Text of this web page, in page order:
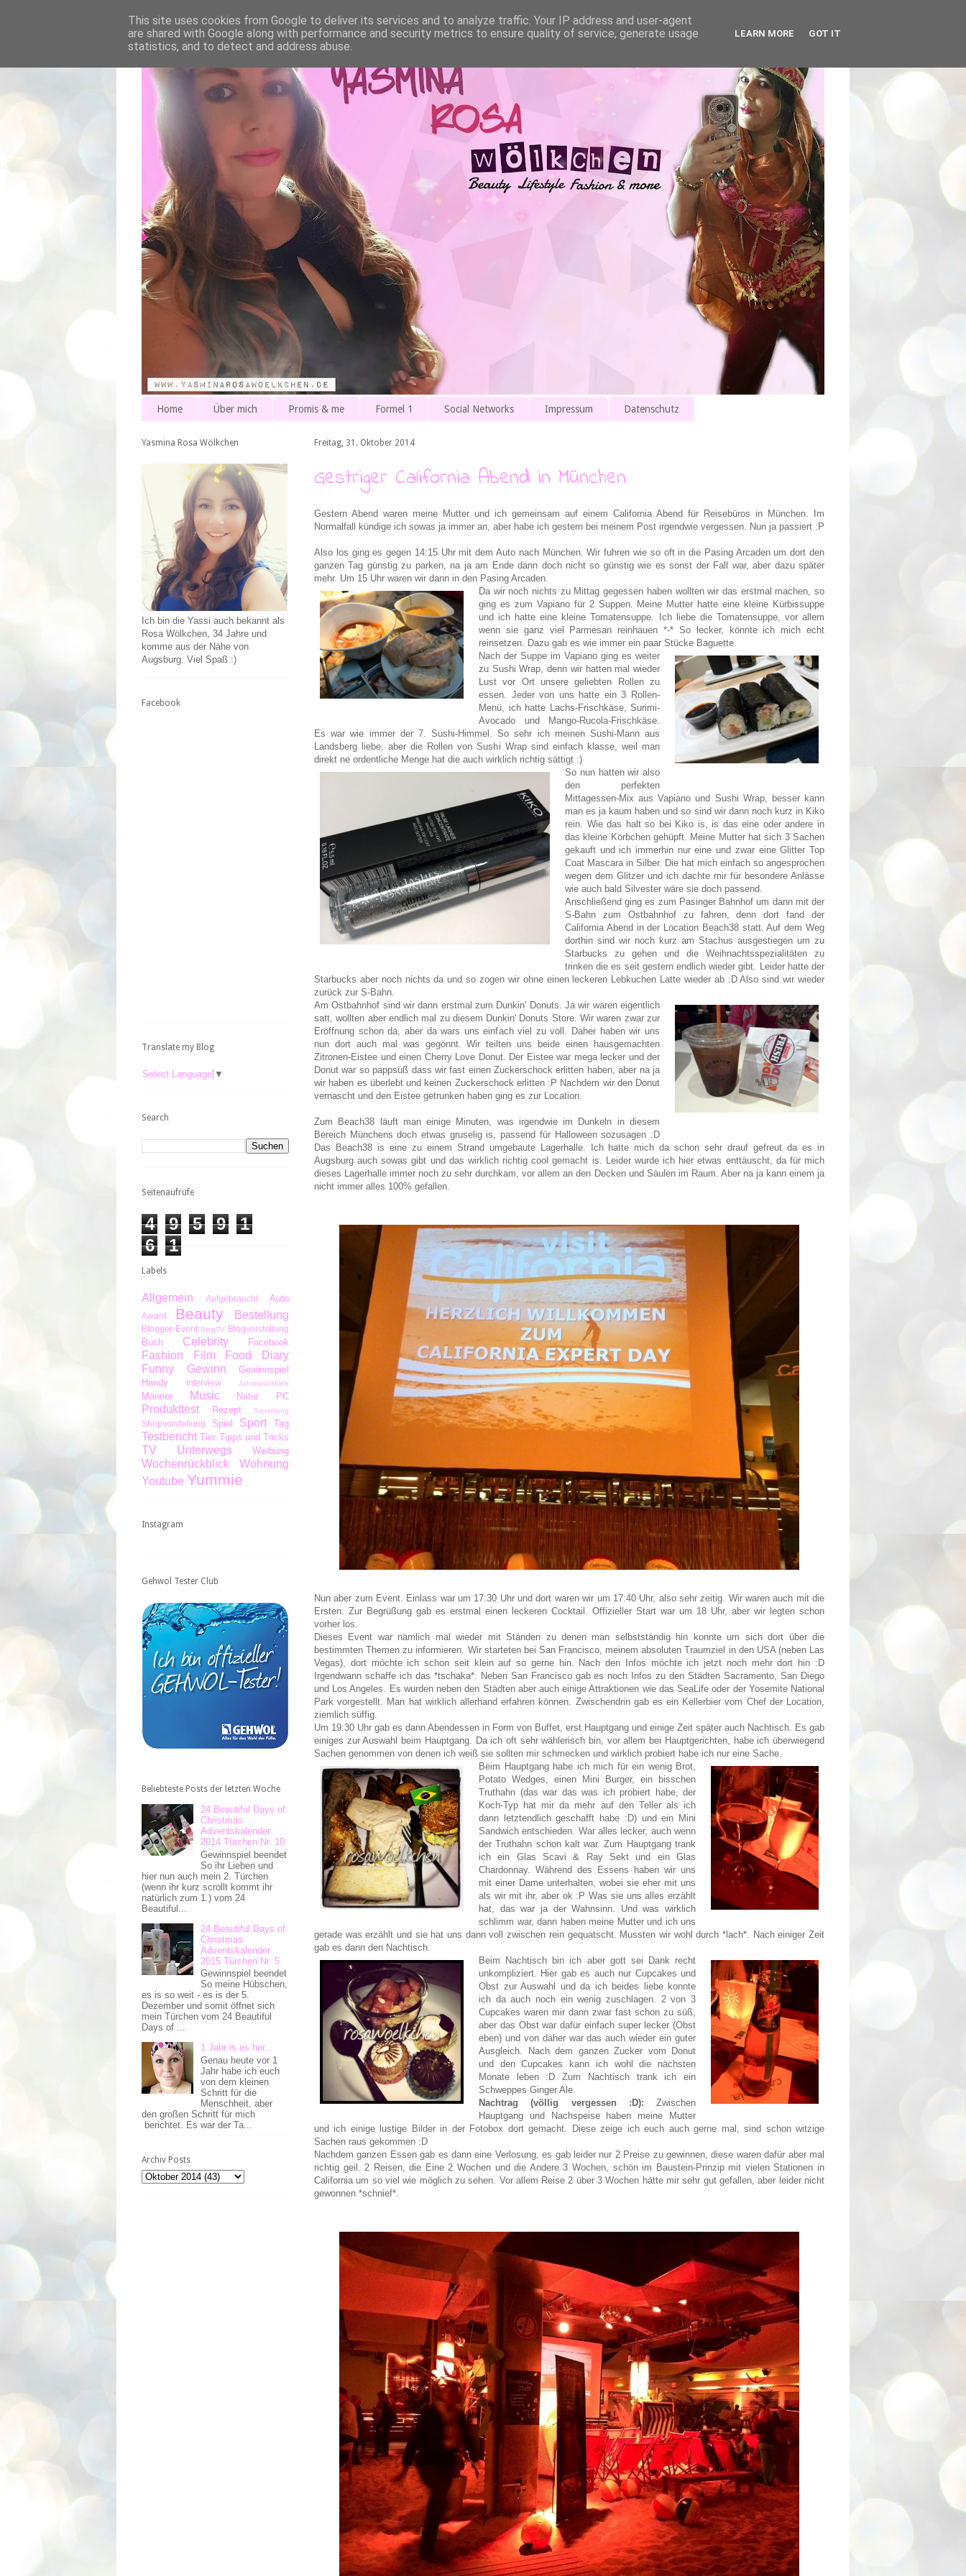
Home Über mich Promis & me Formel 1 Social Networks Impressum Datenschutz
Freitag, 31. Oktober 2014
Gestriger California Abend in München
Gestern Abend waren meine Mutter und ich gemeinsam auf einem California Abend für Reisebüros in München. Im
Normalfall kündige ich sowas ja immer an, aber habe ich gestern bei meinem Post irgendwie vergessen. Nun ja passiert :P
Also los ging es gegen 14:15 Uhr mit dem Auto nach München. Wir fuhren wie so oft in die Pasing Arcaden um dort den
ganzen Tag günstig zu parken, na ja am Ende dann doch nicht so günstig wie es sonst der Fall war, aber dazu später
mehr. Um 15 Uhr waren wir dann in den Pasing Arcaden.
Da wir noch nichts zu Mittag gegessen haben wollten wir das erstmal machen, so
ging es zum Vapiano für 2 Suppen. Meine Mutter hatte eine kleine Kürbissuppe
und ich hatte eine kleine Tomatensuppe. Ich liebe die Tomatensuppe, vor allem
wenn sie ganz viel Parmesan reinhauen *-* So lecker, könnte ich mich echt
reinsetzen. Dazu gab es wie immer ein paar Stücke Baguette.
Nach der Suppe im Vapiano ging es weiter
zu Sushi Wrap, denn wir hatten mal wieder
Lust vor Ort unsere geliebten Rollen zu
essen. Jeder von uns hatte ein 3 Rollen-
Menü, ich hatte Lachs-Frischkäse, Surimi-
Avocado und Mango-Rucola-Frischkäse.
Es war wie immer der 7. Sushi-Himmel. So sehr ich meinen Sushi-Mann aus
Landsberg liebe, aber die Rollen von Sushi Wrap sind einfach klasse, weil man
direkt ne ordentliche Menge hat die auch wirklich richtig sättigt :)
So nun hatten wir also
den perfekten
Mittagessen-Mix aus Vapiano und Sushi Wrap, besser kann
man es ja kaum haben und so sind wir dann noch kurz in Kiko
rein. Wie das halt so bei Kiko is, is das eine oder andere in
das kleine Körbchen gehüpft. Meine Mutter hat sich 3 Sachen
gekauft und ich immerhin nur eine und zwar eine Glitter Top
Coat Mascara in Silber. Die hat mich einfach so angesprochen
wegen dem Glitzer und ich dachte mir für besondere Anlässe
wie auch bald Silvester wäre sie doch passend.
Anschließend ging es zum Pasinger Bahnhof um dann mit der
S-Bahn zum Ostbahnhof zu fahren, denn dort fand der
California Abend in der Location Beach38 statt. Auf dem Weg
dorthin sind wir noch kurz am Stachus ausgestiegen um zu
Starbucks zu gehen und die Weihnachtsspezialitäten zu
trinken die es seit gestern endlich wieder gibt. Leider hatte der
Starbucks aber noch nichts da und so zogen wir ohne einen leckeren Lebkuchen Latte wieder ab :D Also sind wir wieder
zurück zur S-Bahn.
Am Ostbahnhof sind wir dann erstmal zum Dunkin' Donuts. Ja wir waren eigentlich
satt, wollten aber endlich mal zu diesem Dunkin' Donuts Store. Wir waren zwar zur
Eröffnung schon da, aber da wars uns einfach viel zu voll. Daher haben wir uns
nun dort auch mal was gegönnt. Wir teilten uns beide einen hausgemachten
Zitronen-Eistee und einen Cherry Love Donut. Der Eistee war mega lecker und der
Donut war so pappsüß dass wir fast einen Zuckerschock erlitten haben, aber na ja
wir haben es überlebt und keinen Zuckerschock erlitten :P Nachdem wir den Donut
vernascht und den Eistee getrunken haben ging es zur Location.
Zum Beach38 läuft man einige Minuten, was irgendwie im Dunkeln in diesem
Bereich Münchens doch etwas gruselig is, passend für Halloween sozusagen :D
Das Beach38 is eine zu einem Strand umgebaute Lagerhalle. Ich hatte mich da schon sehr drauf gefreut da es in
Augsburg auch sowas gibt und das wirklich richtig cool gemacht is. Leider wurde ich hier etwas enttäuscht, da für mich
dieses Lagerhalle immer noch zu sehr durchkam, vor allem an den Decken und Säulen im Raum. Aber na ja kann einem ja
nicht immer alles 100% gefallen.
Nun aber zum Event. Einlass war um 17:30 Uhr und dort waren wir um 17:40 Uhr, also sehr zeitig. Wir waren auch mit die
Ersten. Zur Begrüßung gab es erstmal einen leckeren Cocktail.
Offizieller Start war um 18 Uhr, aber wir legten schon
vorher los.
Dieses Event war nämlich mal wieder mit Ständen zu denen man selbstständig hin konnte um sich dort über die
bestimmten Themen zu informieren. Wir starteten bei San Francisco, meinem absoluten Traumziel in den USA (neben Las
Vegas), dort möchte ich schon seit klein auf so gerne hin. Nach den Infos möchte ich jetzt noch mehr dort hin :D
Irgendwann schaffe ich das *tschaka*. Neben San Francisco gab es noch Infos zu den Städten Sacramento, San Diego
und Los Angeles. Es wurden neben den Städten aber auch einige Attraktionen wie das SeaLife oder der Yosemite National
Park vorgestellt. Man hat wirklich allerhand erfahren können. Zwischendrin gab es ein Kellerbier vom Chef der Location,
ziemlich süffig.
Um 19:30 Uhr gab es dann Abendessen in Form von Buffet, erst Hauptgang und einige Zeit später auch Nachtisch. Es gab
einiges zur Auswahl beim Hauptgang. Da ich oft sehr wählerisch bin, vor allem bei Hauptgerichten, habe ich überwiegend
Sachen genommen von denen ich weiß sie sollten mir schmecken und wirklich probiert habe ich nur eine Sache.
Beim Hauptgang habe ich mich für ein wenig Brot,
Potato Wedges, einen Mini Burger, ein bisschen
Truthahn (das war das was ich probiert habe, der
Koch-Typ hat mir da mehr auf den Teller als ich
dann letztendlich geschafft habe :D) und ein Mini
Sandwich entschieden. War alles lecker, auch wenn
der Truthahn schon kalt war. Zum Hauptgang trank
ich ein Glas Scavi & Ray Sekt und ein Glas
Chardonnay. Während des Essens haben wir uns
mit einer Dame unterhalten, wobei sie eher mit uns
als wir mit ihr, aber ok :P Was sie uns alles erzählt
hat, das war ja der Wahnsinn. Und was wirklich
schlimm war, dann haben meine Mutter und ich uns
gerade was erzählt und sie hat uns dann voll zwischen rein gequatscht. Mussten wir wohl durch *lach*. Nach einiger Zeit
gab es dann den Nachtisch.
Beim Nachtisch bin ich aber gott sei Dank recht
unkompliziert. Hier gab es auch nur Cupcakes und
Obst zur Auswahl und da ich beides liebe konnte
ich da auch noch ein wenig zuschlagen. 2 von 3
Cupcakes waren mir dann zwar fast schon zu süß,
aber das Obst war dafür einfach super lecker (Obst
eben) und von daher war das auch wieder ein guter
Ausgleich. Nach dem ganzen Zucker vom Donut
und den Cupcakes kann ich wohl die nächsten
Monate leben :D Zum Nachtisch trank ich ein
Schweppes Ginger Ale.
Nachtrag (völlig vergessen :D): Zwischen
Hauptgang und Nachspeise haben meine Mutter
und ich einige lustige Bilder in der Fotobox dort gemacht. Diese zeige ich euch auch gerne mal, sind schon witzige
Sachen raus gekommen :D
Nachdem ganzen Essen gab es dann eine Verlosung, es gab leider nur 2 Preise zu gewinnen, diese waren dafür aber mal
richtig geil. 2 Reisen, die Eine 2 Wochen und die Andere 3 Wochen, schön im Baustein-Prinzip mit vielen Stationen in
California um so viel wie möglich zu sehen. Vor allem Reise 2 über 3 Wochen hätte mir sehr gut gefallen, aber leider nicht
gewonnen *schnief*.
Yasmina Rosa Wölkchen
Ich bin die Yassi auch bekannt als
Rosa Wölkchen, 34 Jahre und
komme aus der Nähe von
Augsburg. Viel Spaß :)
Facebook
Translate my Blog
Select Language ▼
Search
Seitenaufrufe
4 9 5 9
1
6
1
Labels
Allgemein Aufgebraucht Auto
Award Beauty Bestellung
Blogger-Event BlogTV Blogvorstellung
Buch Celebrity Facebook
Fashion Film
Food Diary
Funny
Gewinn
Gewinnspiel
Handy
Interview Jahresrückblick
Männer Music Natur PC
Produkttest Rezept Sammlung
Shopvorstellung Spiel Sport Tag
Testbericht Tier Tipps und Tricks
TV Unterwegs Werbung
Wochenrückblick
Wohnung
Youtube Yummie
Instagram
Gehwol Tester Club
Beliebteste Posts der letzten Woche
24 Beautiful Days of
Christmas
Adventskalender
2014 Türchen Nr. 10
Gewinnspiel beendet
So ihr Lieben und
hier nun auch mein 2. Türchen
(wenn ihr kurz scrollt kommt ihr
natürlich zum 1.) vom 24
Beautiful...
24 Beautiful Days of
Christmas
Adventskalender
2015 Türchen Nr. 5
Gewinnspiel beendet
So meine Hübschen,
es is so weit - es is der 5.
Dezember und somit öffnet sich
mein Türchen vom 24 Beautiful
Days of ...
1 Jahr is es her...
Genau heute vor 1
Jahr habe ich euch
von dem kleinen
Schritt für die
Menschheit, aber
den großen Schritt für mich
berichtet. Es war der Ta...
Archiv Posts
This site uses cookies from Google to deliver its services and to analyze traffic. Your IP address and user-agent
are shared with Google along with performance and security metrics to ensure quality of service, generate usage
statistics, and to detect and address abuse.
LEARN MORE GOT IT